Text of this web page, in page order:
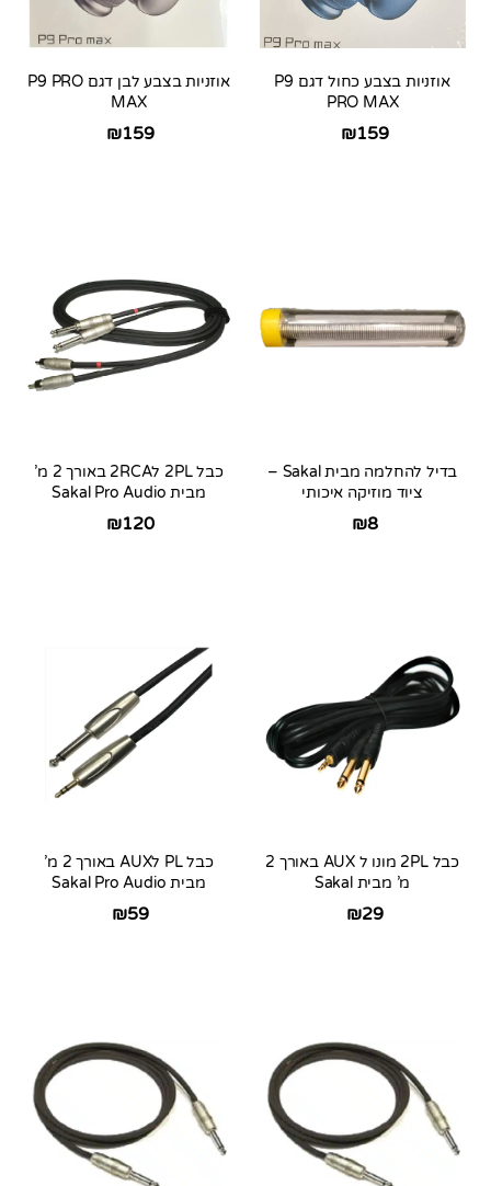
אוזניות בצבע כחול דגם P9
PRO MAX
₪159
אוזניות בצבע לבן דגם P9 PRO
MAX
₪159
בדיל להחלמה מבית Sakal –
ציוד מוזיקה איכותי
₪8
כבל 2PL ל2RCA באורך 2 מ’
מבית Sakal Pro Audio
₪120
כבל 2PL מונו ל AUX באורך 2
מ’ מבית Sakal
₪29
כבל PL לAUX באורך 2 מ’
מבית Sakal Pro Audio
₪59